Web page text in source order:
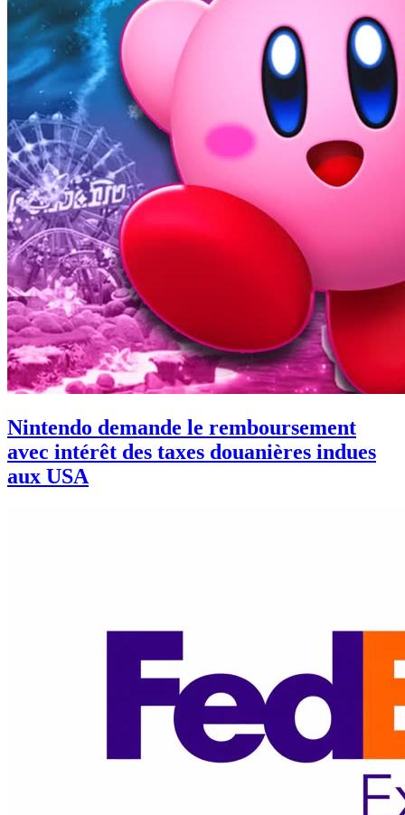
Nintendo demande le remboursement
avec intérêt des taxes douanières indues
aux USA